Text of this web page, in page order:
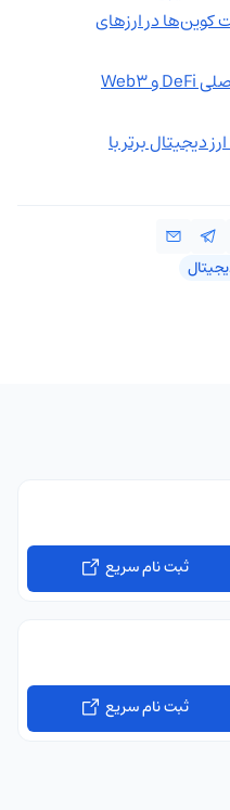
در ارزهای
تفاوت دیفای و وب3: تفاوت اصلی DeFi و Web3
دیجیتال برتر با
ثبت نام سریع
ثبت نام سریع